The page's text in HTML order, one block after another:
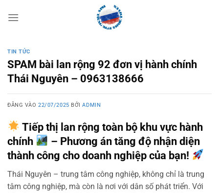
qua
TIN TỨC
SPAM bài lan rộng 92 đơn vị hành chính
Thái Nguyên – 0963138666
ĐĂNG VÀO22/07/2025 BỞIADMIN
Tiếp thị lan rộng toàn bộ khu vực hành
chính
– Phương án tăng độ nhận diện
thành công cho doanh nghiệp của bạn!
Thái Nguyên – trung tâm công nghiệp, không chỉ là trung
tâm công nghiệp, mà còn là nơi với dân số phát triển. Với